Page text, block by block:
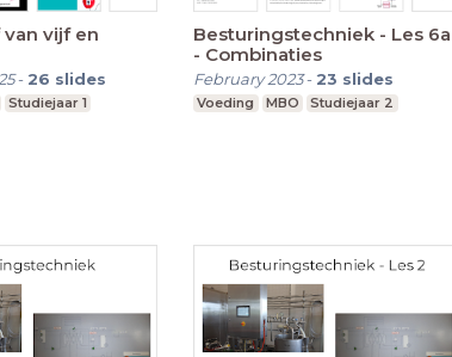
van vijf en
- 26 slides
Studiejaar 1
Besturingstechniek - Les 6a
- Combinaties
February 2023- 23 slides
Voeding MBO Studiejaar 2